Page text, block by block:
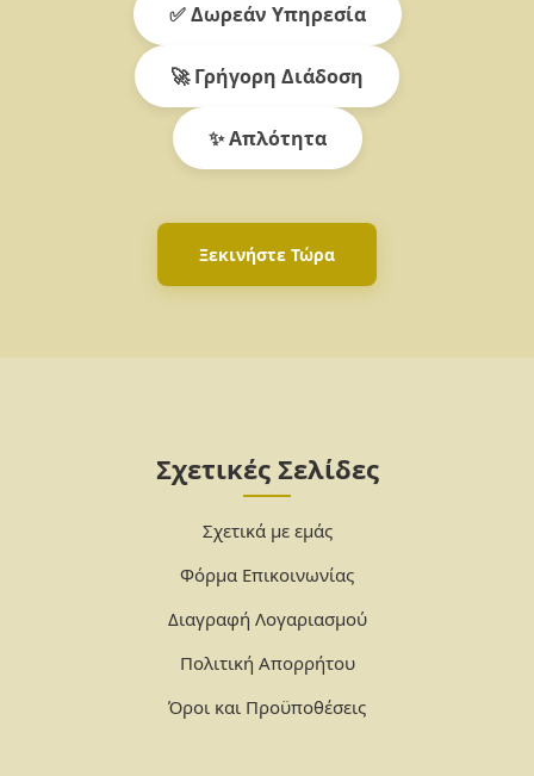
✅ Δωρεάν Υπηρεσία
🚀 Γρήγορη Διάδοση
✨ Απλότητα
Ξεκινήστε Τώρα
Σχετικές Σελίδες
Σχετικά με εμάς
Φόρμα Επικοινωνίας
Διαγραφή Λογαριασμού
Πολιτική Απορρήτου
Όροι και Προϋποθέσεις